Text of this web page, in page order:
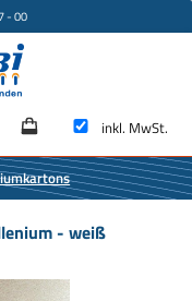
- 00
inkl. MwSt.
- weiß